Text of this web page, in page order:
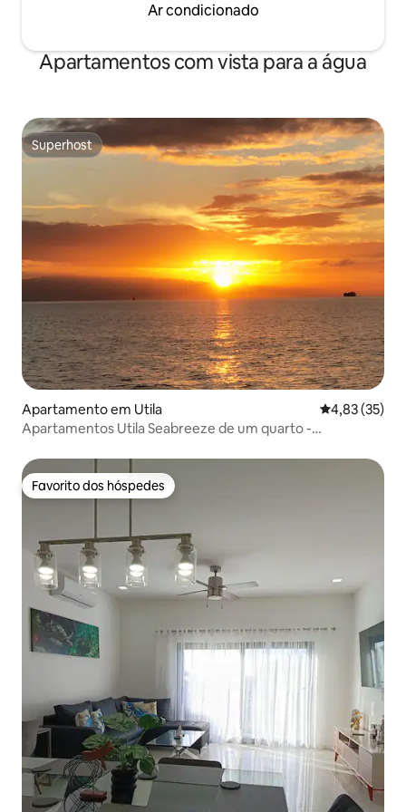
Ar condicionado
Apartamentos com vista para a água
Superhost
Superhost
Apartamento em Utila Classificação
4,83 (35)
Apartamentos Utila Seabreeze de um quarto -
Favorito dos hóspedes
Favorito dos hóspedes